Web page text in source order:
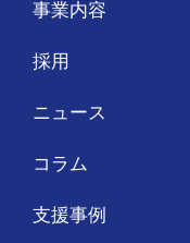
事業内容
採用
ニュース
コラム
支援事例